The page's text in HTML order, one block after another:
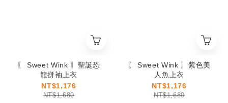
〖 Sweet Wink 〗聖誕恐
龍拼袖上衣
NT$1,176
NT$1,680
〖 Sweet Wink 〗紫色美
人魚上衣
NT$1,176
NT$1,680